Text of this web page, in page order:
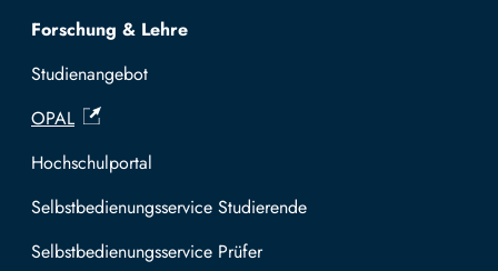
Forschung & Lehre
Studienangebot
OPAL
Hochschulportal
Selbstbedienungsservice Studierende
Selbstbedienungsservice Prüfer